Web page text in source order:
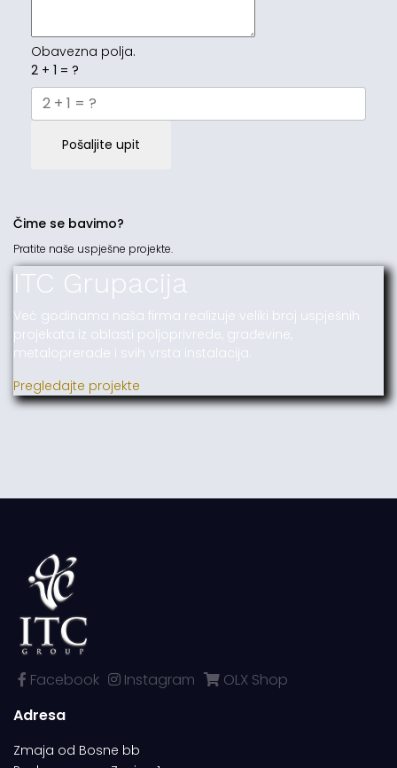
Obavezna polja.
2 + 1 = ?
Pošaljite upit
Čime se bavimo?
Pratite naše uspješne projekte.
ITC Grupacija
Već godinama naša firma realizuje veliki broj uspješnih
projekata iz oblasti poljoprivrede, građevine,
metaloprerade i svih vrsta instalacija.
Pregledajte projekte
Facebook Instagram
OLX Shop
Adresa
Zmaja od Bosne bb